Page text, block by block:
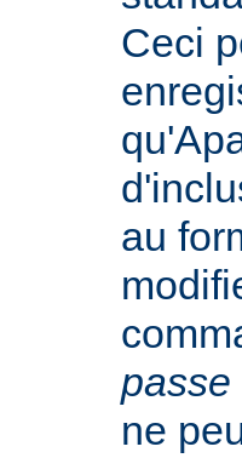
Ceci
au
passe
ne